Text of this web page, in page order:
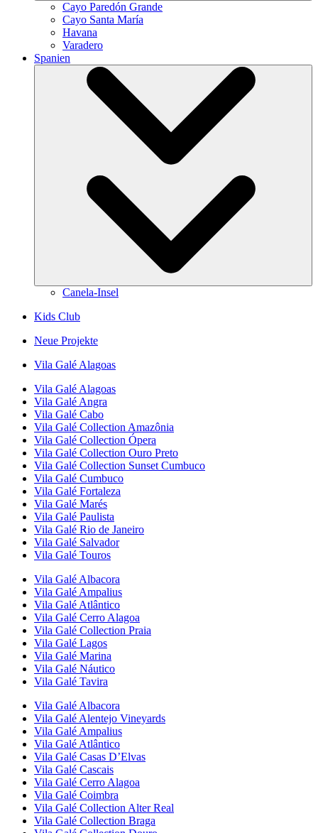
Cayo Paredón Grande
Cayo Santa María
Havana
Varadero
Spanien
Canela-Insel
Kids Club
Neue Projekte
Vila Galé Alagoas
Vila Galé Alagoas
Vila Galé Angra
Vila Galé Cabo
Vila Galé Collection Amazônia
Vila Galé Collection Ópera
Vila Galé Collection Ouro Preto
Vila Galé Collection Sunset Cumbuco
Vila Galé Cumbuco
Vila Galé Fortaleza
Vila Galé Marés
Vila Galé Paulista
Vila Galé Rio de Janeiro
Vila Galé Salvador
Vila Galé Touros
Vila Galé Albacora
Vila Galé Ampalius
Vila Galé Atlântico
Vila Galé Cerro Alagoa
Vila Galé Collection Praia
Vila Galé Lagos
Vila Galé Marina
Vila Galé Náutico
Vila Galé Tavira
Vila Galé Albacora
Vila Galé Alentejo Vineyards
Vila Galé Ampalius
Vila Galé Atlântico
Vila Galé Casas D’Elvas
Vila Galé Cascais
Vila Galé Cerro Alagoa
Vila Galé Coimbra
Vila Galé Collection Alter Real
Vila Galé Collection Braga